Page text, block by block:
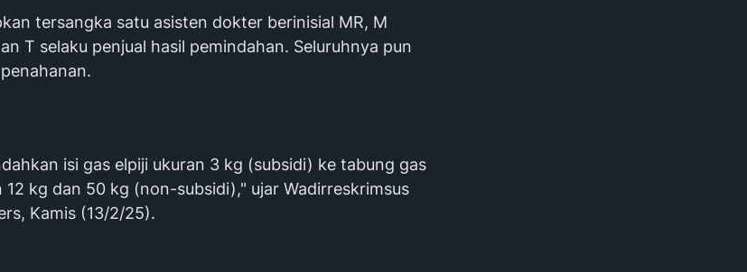
tersangka satu asisten dokter berinisial MR, M
T selaku penjual hasil pemindahan. Seluruhnya pun
isi gas elpiji ukuran 3 kg (subsidi) ke tabung gas
12 kg dan 50 kg (non-subsidi)," ujar Wadirreskrimsus
Kamis (13/2/25).